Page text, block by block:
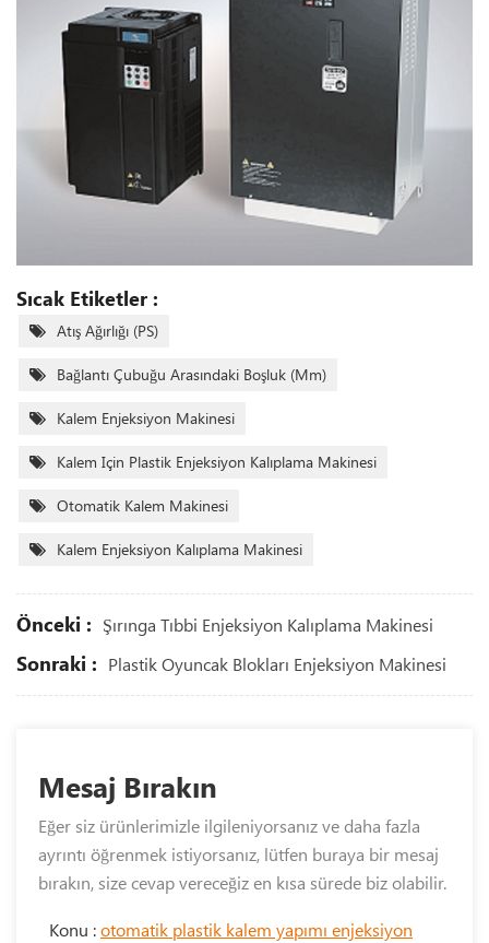
Sıcak Etiketler :
Atış Ağırlığı (PS)
Bağlantı Çubuğu Arasındaki Boşluk (mm)
Kalem Enjeksiyon Makinesi
Kalem Için Plastik Enjeksiyon Kalıplama Makinesi
Otomatik Kalem Makinesi
Kalem Enjeksiyon Kalıplama Makinesi
Önceki : Şırınga Tıbbi Enjeksiyon Kalıplama Makinesi
Sonraki : Plastik Oyuncak Blokları Enjeksiyon Makinesi
Mesaj Bırakın
Eğer siz ürünlerimizle ilgileniyorsanız ve daha fazla
ayrıntı öğrenmek istiyorsanız, lütfen buraya bir mesaj
bırakın, size cevap vereceğiz en kısa sürede biz olabilir.
Konu :otomatik plastik kalem yapımı enjeksiyon